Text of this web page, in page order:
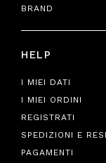
BRAND
HELP
I MIEI DATI
I MIEI ORDINI
REGISTRATI
SPEDIZIONI E RESI
PAGAMENTI